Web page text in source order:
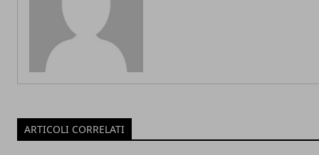
ARTICOLI CORRELATI